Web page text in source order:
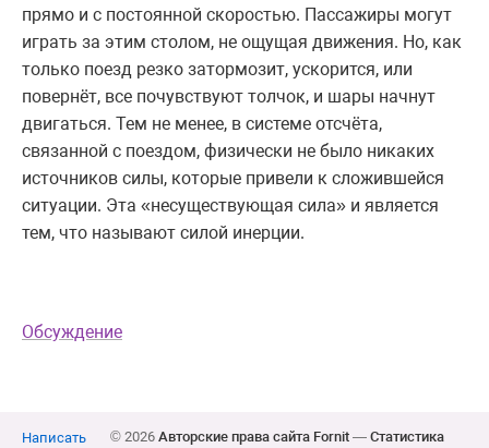
прямо и с постоянной скоростью. Пассажиры могут
играть за этим столом, не ощущая движения. Но, как
только поезд резко затормозит, ускорится, или
повернёт, все почувствуют толчок, и шары начнут
двигаться. Тем не менее, в системе отсчёта,
связанной с поездом, физически не было никаких
источников силы, которые привели к сложившейся
ситуации. Эта «несуществующая сила» и является
тем, что называют силой инерции.
Обсуждение
Написать © 2026 Авторские права сайта Fornit— Статистика